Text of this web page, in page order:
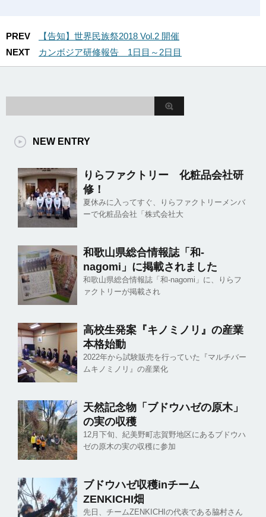
PREV
【告知】世界民族祭2018 Vol.2 開催
NEXT
カンボジア研修報告 1日目～2日目
NEW ENTRY
りらファクトリー 化粧品会社研
修！
夏休みに入ってすぐ、りらファクトリーメンバ
ーで化粧品会社「株式会社大
和歌山県総合情報誌「和-
nagomi」に掲載されました
和歌山県総合情報誌「和-nagomi」に、りらフ
ァクトリーが掲載され
高校生発案『キノミノリ』の産業
本格始動
2022年から試験販売を行っていた『マルチバー
ムキノミノリ』の産業化
天然記念物「ブドウハゼの原木」
の実の収穫
12月下旬、紀美野町志賀野地区にあるブドウハ
ゼの原木の実の収穫に参加
ブドウハゼ収穫inチーム
ZENKICHI畑
先日、チームZENKICHIの代表である脇村さん